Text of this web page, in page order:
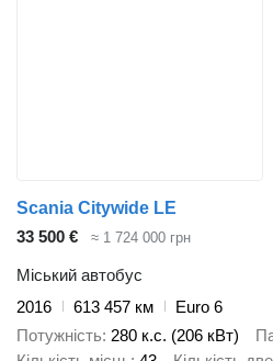
Scania Citywide LE
33 500 €
≈ 1 724 000 грн
Міський автобус
2016
613 457 км
Euro 6
Потужність 280 к.с. (206 кВт)